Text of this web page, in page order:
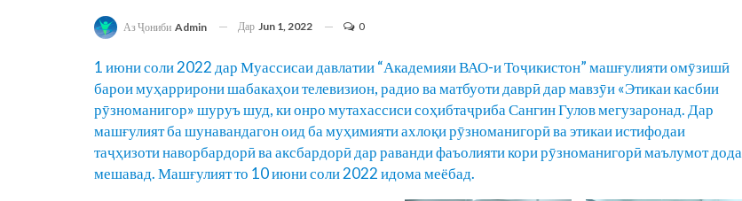
Аз Ҷониби Admin Дар Jun 1, 2022 0
1 июни соли 2022 дар Муассисаи давлатии “Академияи ВАО-и Тоҷикистон” машғулияти омӯзишӣ
барои муҳаррирони шабакаҳои телевизион, радио ва матбуоти даврӣ дар мавзӯи «Этикаи касбии
рӯзноманигор» шуруъ шуд, ки онро мутахассиси соҳибтаҷриба Сангин Гулов мегузаронад. Дар
машғулият ба шунавандагон оид ба муҳимияти ахлоқи рӯзноманигорӣ ва этикаи истифодаи
таҷҳизоти наворбардорӣ ва аксбардорӣ дар раванди фаъолияти кори рӯзноманигорӣ маълумот дода
мешавад. Машғулият то 10 июни соли 2022 идома меёбад.